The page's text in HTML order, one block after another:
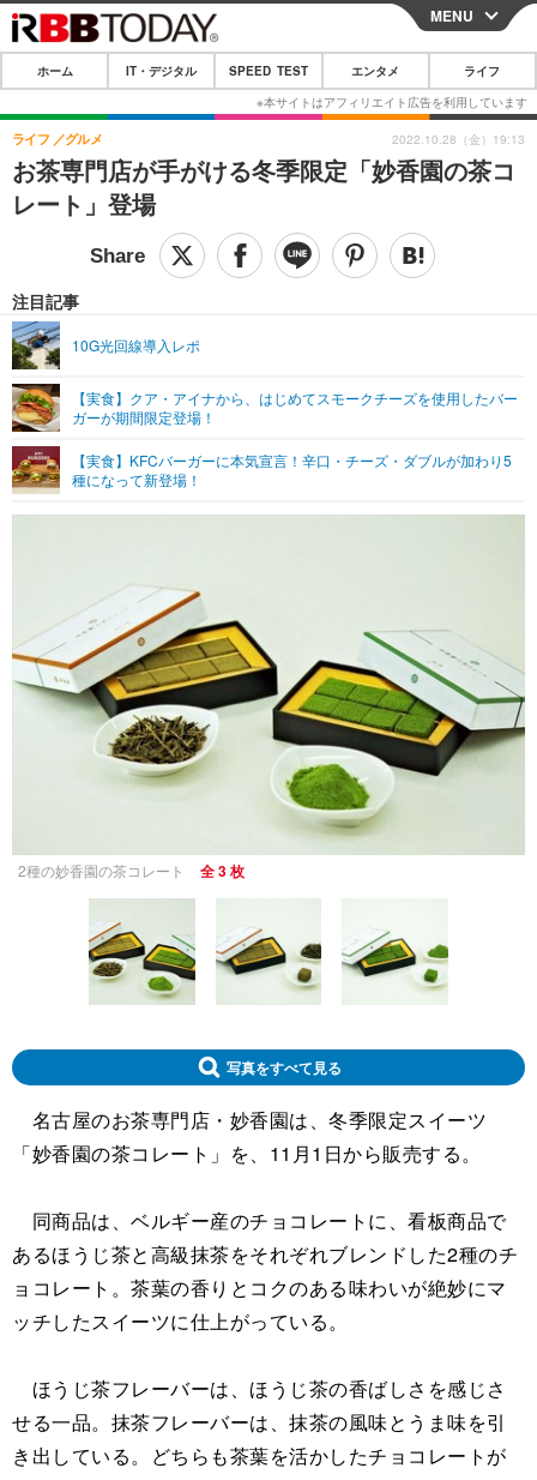
CLOSE
ホーム
IT・デジタル
IT・デジタルTOP スマートフォン
ショッピング その他
SPEED TEST
エンタメTOP 映画・ドラマ
グラビア
ショッピング その他
ライフTOP
その他
リリース一覧
プッシュ通知の停止方法
MENU
ホーム IT・デジタル SPEED TEST エンタメ ライフ
お茶専門店が手がける冬季限定「妙香園の茶コ
レート」登場
ライフ グルメ
注目記事
10G光回線導入レポ
【実食】クア・アイナから、はじめてスモークチーズを使用したバー
ガーが期間限定登場！
【実食】KFCバーガーに本気宣言！辛口・チーズ・ダブルが加わり5
種になって新登場！
2022.10.28（金）19:13
2種の妙香園の茶コレート 全 3 枚
写真をすべて見る
名古屋のお茶専門店・妙香園は、冬季限定スイーツ
「妙香園の茶コレート」を、11月1日から販売する。
同商品は、ベルギー産のチョコレートに、看板商品で
あるほうじ茶と高級抹茶をそれぞれブレンドした2種のチ
ョコレート。茶葉の香りとコクのある味わいが絶妙にマ
ッチしたスイーツに仕上がっている。
ほうじ茶フレーバーは、ほうじ茶の香ばしさを感じさ
せる一品。抹茶フレーバーは、抹茶の風味とうま味を引
き出している。どちらも茶葉を活かしたチョコレートが